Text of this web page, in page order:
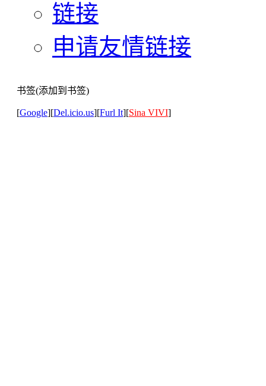
链接
申请友情链接
书签(添加到书签)
[Google][Del.icio.us][Furl It][Sina VIVI]